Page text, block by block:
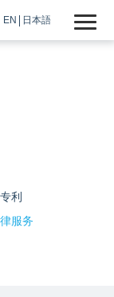
EN 日本語
利
服务